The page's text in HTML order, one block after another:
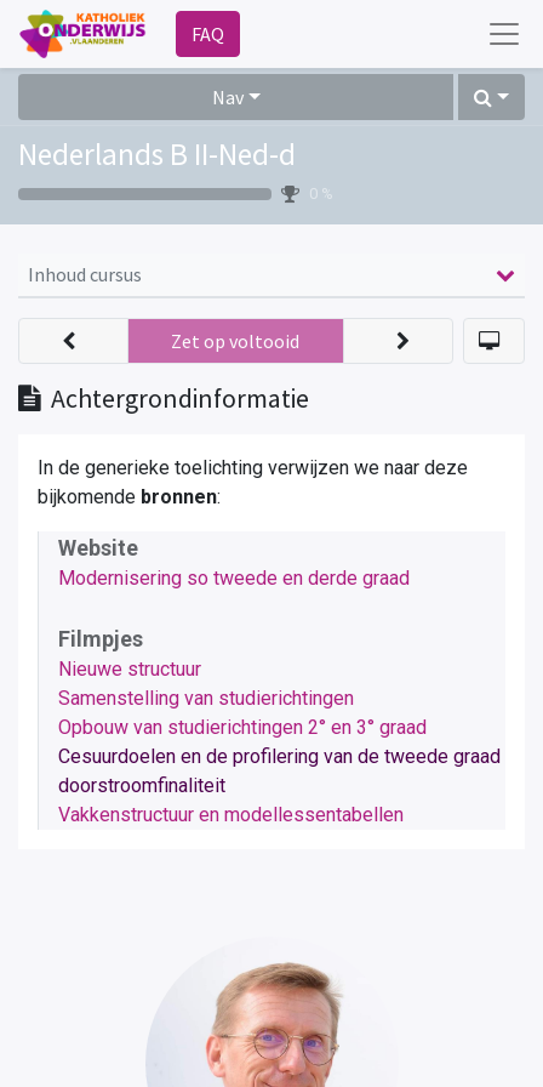
FAQ
Nav
Nederlands B II-Ned-d
0 %
Inhoud cursus
Achtergrondinformatie
Zet op voltooid
In de generieke toelichting verwijzen we naar deze
bijkomende bronnen:
Website
Modernisering so tweede en derde graad
Filmpjes
Nieuwe structuur
Samenstelling van studierichtingen
Opbouw van studierichtingen 2° en 3° graad
Cesuurdoelen en de profilering van de tweede graad
doorstroomfinaliteit
Vakkenstructuur en modellessentabellen